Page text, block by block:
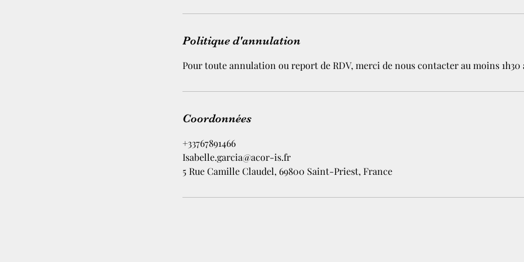
Politique d'annulation
Pour toute annulation ou report de RDV, merci de nous contacter au moins 1h30
Coordonnées
+33767891466
Isabelle.garcia@acor-is.fr
5 Rue Camille Claudel, 69800 Saint-Priest, France